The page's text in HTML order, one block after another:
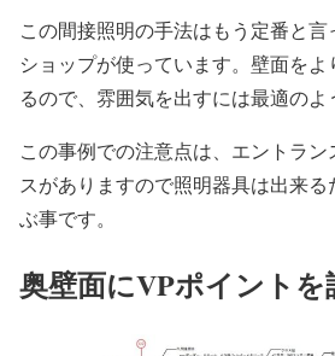
この間接照明の手法はもう定番と
ショップが使っています。壁面を
るので、雰囲気を出すには最適のよ
この事例での注意点は、エントラ
スがありますので照明器具は出来
ぶ事です。
奥壁面にVPポイント